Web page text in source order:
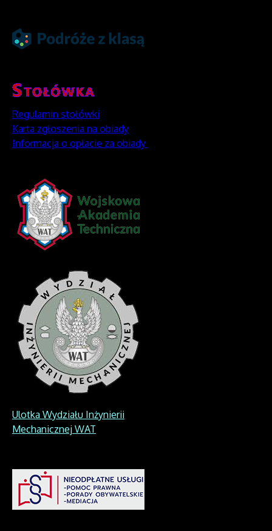
Regulamin stołówki
Karta zgłoszenia na obiady
Informacja o opłacie za obiady
Ulotka Wydziału Inżynierii
Mechanicznej WAT